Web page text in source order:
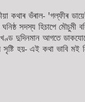
কথাৰ ভঁৰাল- 'গল্ফীৰ
সদস্য হিচাপে মৌচুমী
দুদিনমান আগতে
সৃষ্টি হয়- এই কথা ভাবি